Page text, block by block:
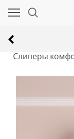
Слиперы